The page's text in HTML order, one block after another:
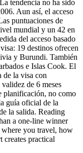
tendencia no ha sido
Aun así, el acceso
puntuaciones de
mundial y un 42 en
del acceso basado
19 destinos ofrecen
y Burundi. También
e Islas Cook. El
de la visa con
de 6 meses
planificación, no como
guía oficial de la
la salida. Reading
a one-line winner
where you travel, how
creates practical